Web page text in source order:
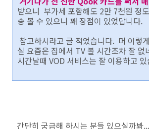
받으니 부가세 포함해도 2만 7천원 정
송 볼 수 있으니 꽤 장점이 있었답니다.
참고하시라고 글 적었습니다. 머 이렇
실 요즘은 집에서 TV 볼 시간조차 잘
시간날때 VOD 서비스는 잘 이용하고
간단히 궁금해 하시는 분들 있으실까봐